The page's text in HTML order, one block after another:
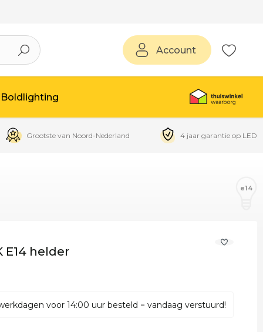
Account
Boldlighting
Grootste van Noord-Nederland 4 jaar garantie op LED
e14
E14 helder
voor 14:00 uur besteld = vandaag verstuurd!